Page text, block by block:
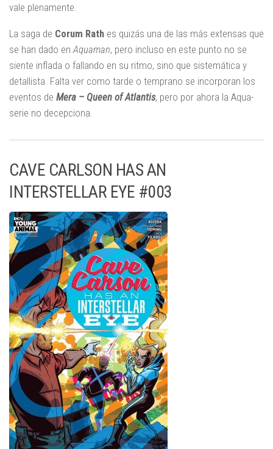
vale plenamente.
La saga de Corum Rath es quizás una de las más extensas que
se han dado en Aquaman, pero incluso en este punto no se
siente inflada o fallando en su ritmo, sino que sistemática y
detallista. Falta ver como tarde o temprano se incorporan los
eventos de Mera – Queen of Atlantis, pero por ahora la Aqua-
serie no decepciona.
CAVE CARLSON HAS AN
INTERSTELLAR EYE #003